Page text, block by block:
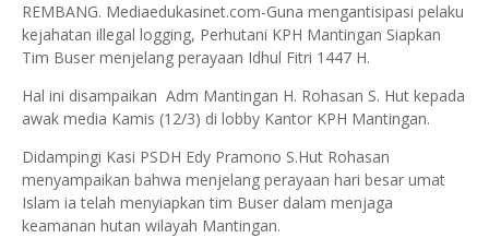
REMBANG. Mediaedukasinet.com-Guna mengantisipasi pelaku
kejahatan illegal logging, Perhutani KPH Mantingan Siapkan
Tim Buser menjelang perayaan Idhul Fitri 1447 H.
Hal ini disampaikan Adm Mantingan H. Rohasan S. Hut kepada
awak media Kamis (12/3) di lobby Kantor KPH Mantingan.
Didampingi Kasi PSDH Edy Pramono S.Hut Rohasan
menyampaikan bahwa menjelang perayaan hari besar umat
Islam ia telah menyiapkan tim Buser dalam menjaga
keamanan hutan wilayah Mantingan.